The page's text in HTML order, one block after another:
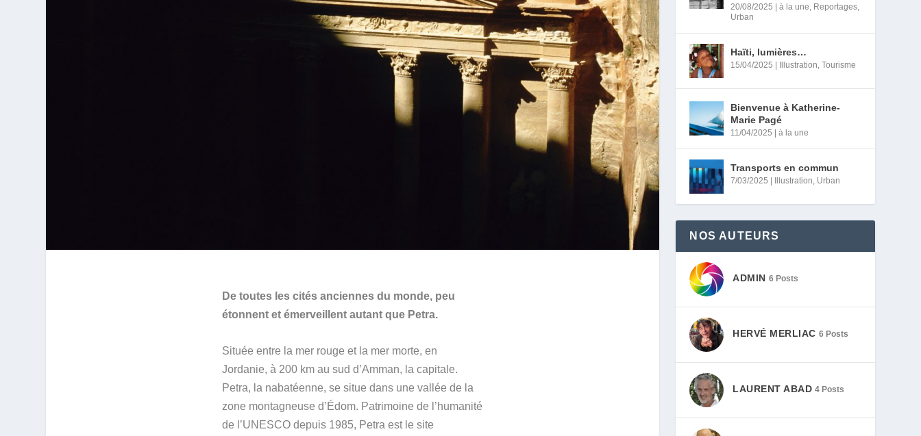
De toutes les cités anciennes du monde, peu
étonnent et émerveillent autant que Petra.
Située entre la mer rouge et la mer morte, en
Jordanie, à 200 km au sud d’Amman, la capitale.
Petra, la nabatéenne, se situe dans une vallée de la
zone montagneuse d’Édom. Patrimoine de l’humanité
de l’UNESCO depuis 1985, Petra est le site
20/08/2025 |à la une, Reportages,
Urban
Haïti, lumières…
15/04/2025 Illustration,Tourisme
Bienvenue à Katherine-
Marie Pagé
11/04/2025 |à la une
Transports en commun
7/03/2025 Illustration, Urban
NOS AUTEURS
ADMIN 6 Posts
HERVÉ MERLIAC 6 Posts
LAURENT ABAD 4 Posts